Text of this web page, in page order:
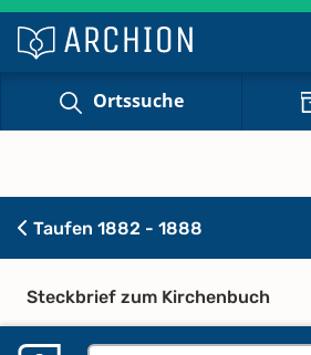
Ortssuche
Taufen 1882 - 1888
Steckbrief zum Kirchenbuch